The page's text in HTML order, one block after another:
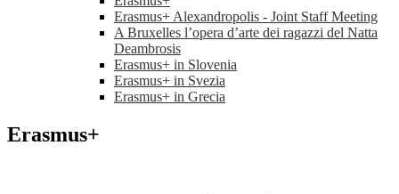
Erasmus+ Alexandropolis - Joint Staff Meeting
A Bruxelles l’opera d’arte dei ragazzi del Natta
Deambrosis
Erasmus+ in Slovenia
Erasmus+ in Svezia
Erasmus+ in Grecia
Erasmus+